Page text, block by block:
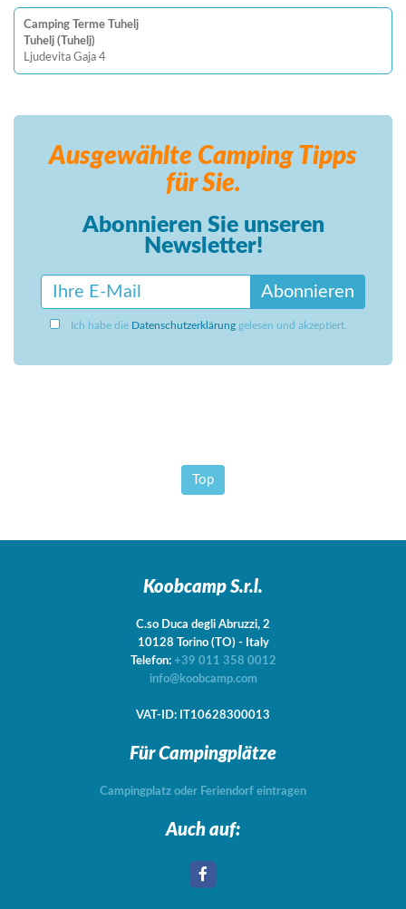
Camping Terme Tuhelj
Tuhelj (Tuhelj)
Ljudevita Gaja 4
Ausgewählte Camping Tipps
für Sie.
Abonnieren Sie unseren
Newsletter!
Abonnieren
Ich habe die Datenschutzerklärung gelesen und akzeptiert.
Top
Koobcamp S.r.l.
C.so Duca degli Abruzzi, 2
10128 Torino (TO) - Italy
Telefon: +39 011 358 0012
info@koobcamp.com
VAT-ID: IT10628300013
Für Campingplätze
Campingplatz oder Feriendorf eintragen
Auch auf: